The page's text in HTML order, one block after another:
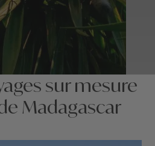
sur mesure
Madagascar